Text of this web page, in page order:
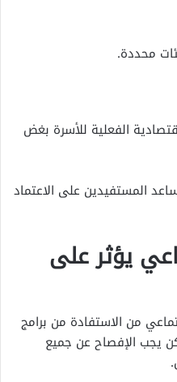
محددة.
الفعلية للأسرة بغض
المستفيدين على الاعتماد
يؤثر على
من الاستفادة من برامج
يجب الإفصاح عن جميع